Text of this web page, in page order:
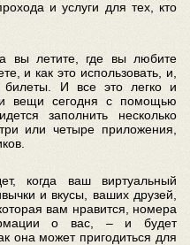
и услуги для тех, кто
вы летите, где вы любите
и как это использовать, и,
билеты. И все это легко и
вещи сегодня с помощью
заполнить несколько
или четыре приложения,
когда ваш виртуальный
и вкусы, ваших друзей,
вам нравится, номера
о вас, – и будет
она может пригодиться для